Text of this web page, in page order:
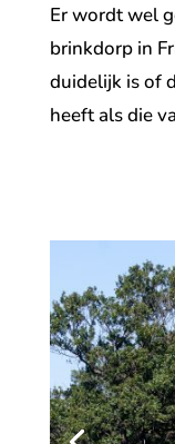
Er wordt wel
brinkdorp in
duidelijk is of
heeft als die